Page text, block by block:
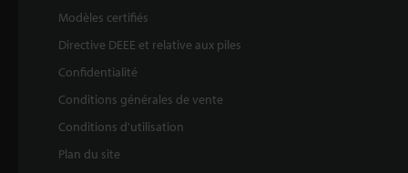
Modèles certifiés
Directive DEEE et relative aux piles
Confidentialité
Conditions générales de vente
Conditions d'utilisation
Plan du site